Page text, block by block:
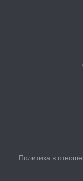
Политика в